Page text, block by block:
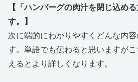
【「ハンバーグの肉汁を閉じ込め
す。】
次に端的にわかりやすくどんな内
す。単語でも伝わると思いますが
えるとより詳しくなります。